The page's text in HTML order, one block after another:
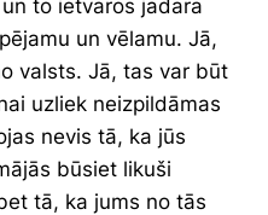
to ietvaros jādara
un vēlamu. Jā,
valsts. Jā, tas var būt
uzliek neizpildāmas
nevis tā, ka jūs
būsiet likuši
tā, ka jums no tās